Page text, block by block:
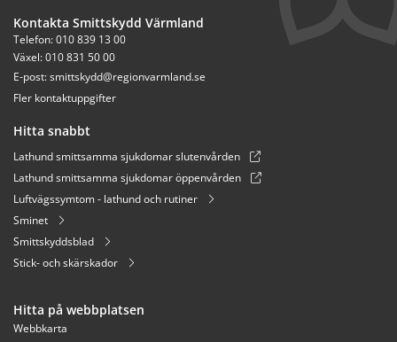
Kontakta Smittskydd Värmland
Telefon: 010 839 13 00
Växel: 010 831 50 00
E-post: smittskydd@regionvarmland.se
Fler kontaktuppgifter
Hitta snabbt
Lathund smittsamma sjukdomar slutenvården
Lathund smittsamma sjukdomar öppenvården
Luftvägssymtom - lathund och rutiner
Sminet
Smittskyddsblad
Stick- och skärskador
Hitta på webbplatsen
Webbkarta